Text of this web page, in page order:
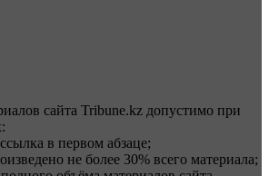
сайта Tribune.kz допустимо при
в первом абзаце;
не более 30% всего материала;